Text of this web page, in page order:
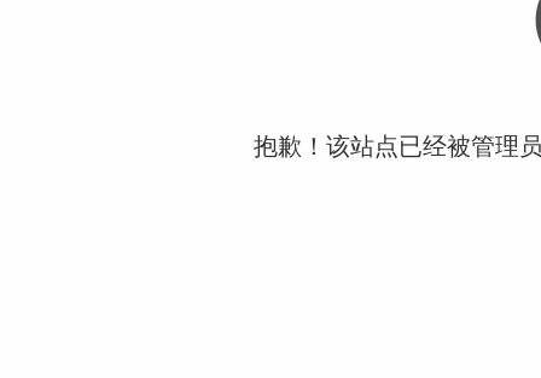
抱歉！该站点已经被管理